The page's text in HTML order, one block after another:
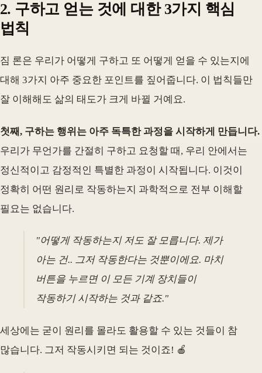
2. 구하고 얻는 것에 대한 3가지 핵심
법칙
짐 론은 우리가 어떻게 구하고 또 어떻게 얻을 수 있는지에
대해 3가지 아주 중요한 포인트를 짚어줍니다. 이 법칙들만
잘 이해해도 삶의 태도가 크게 바뀔 거예요.
첫째, 구하는 행위는 아주 독특한 과정을 시작하게 만듭니다.
우리가 무언가를 간절히 구하고 요청할 때, 우리 안에서는
정신적이고 감정적인 특별한 과정이 시작됩니다. 이것이
정확히 어떤 원리로 작동하는지 과학적으로 전부 이해할
필요는 없습니다.
"어떻게 작동하는지 저도 잘 모릅니다. 제가
아는 건.. 그저 작동한다는 것뿐이에요. 마치
버튼을 누르면 이 모든 기계 장치들이
작동하기 시작하는 것과 같죠."
세상에는 굳이 원리를 몰라도 활용할 수 있는 것들이 참
많습니다. 그저 작동시키면 되는 것이죠! 🍎